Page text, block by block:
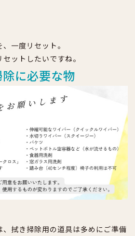
一度リセット。
ットしたいですね。
に必要な物
、拭き掃除用の道具は多めにご準備